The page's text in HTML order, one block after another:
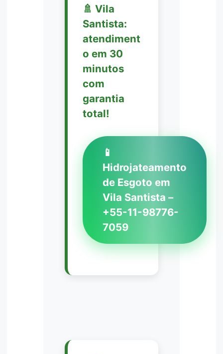
🚿 Vila
Santista:
atendiment
o em 30
minutos
com
garantia
total!
📱
Hidrojateamento
de Esgoto em
Vila Santista –
+55-11-98776-
7059